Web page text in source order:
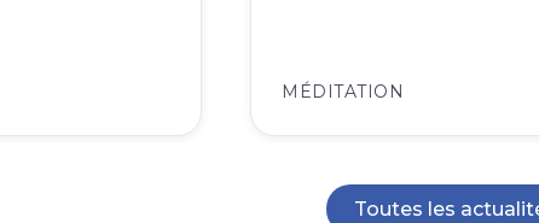
MÉDITATION
Toutes les